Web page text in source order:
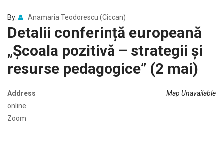
By: Anamaria Teodorescu (Ciocan)
Detalii conferință europeană
„Școala pozitivă – strategii și
resurse pedagogice” (2 mai)
Map Unavailable
Address
online
Zoom